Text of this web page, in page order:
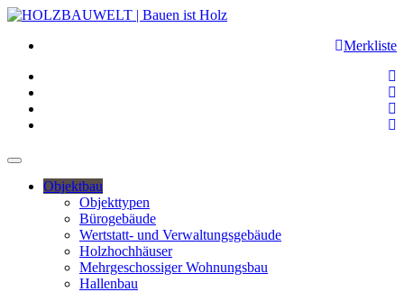
Merkliste
Objektbau
Objekttypen
Bürogebäude
Wertstatt- und Verwaltungsgebäude
Holzhochhäuser
Mehrgeschossiger Wohnungsbau
Hallenbau